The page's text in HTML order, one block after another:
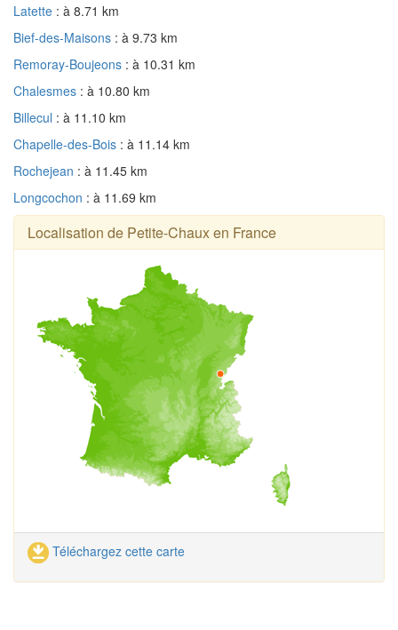
Latette : à 8.71 km
Bief-des-Maisons : à 9.73 km
Remoray-Boujeons : à 10.31 km
Chalesmes : à 10.80 km
Billecul : à 11.10 km
Chapelle-des-Bois : à 11.14 km
Rochejean : à 11.45 km
Longcochon : à 11.69 km
Localisation de Petite-Chaux en France
Téléchargez cette carte